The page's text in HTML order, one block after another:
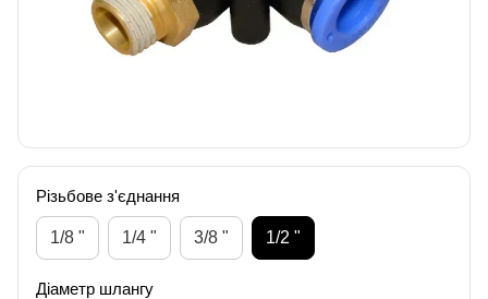
Різьбове з'єднання
1/8 " 1/4 " 3/8 " 1/2 "
Діаметр шлангу